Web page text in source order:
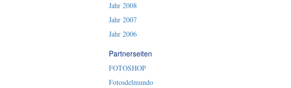
Jahr 2008
Jahr 2007
Jahr 2006
Partnerseiten
FOTOSHOP
Fotosdelmundo